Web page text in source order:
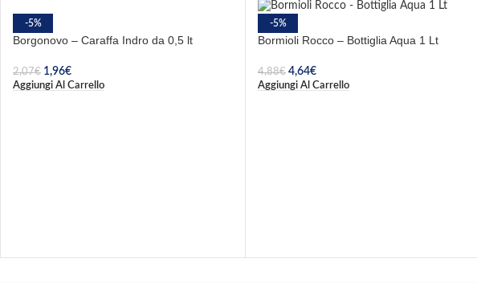
-5%
Borgonovo – Caraffa Indro da 0,5 lt
2,07€ 1,96€
Aggiungi Al Carrello
-5%
Bormioli Rocco – Bottiglia Aqua 1 Lt
4,88€ 4,64€
Aggiungi Al Carrello